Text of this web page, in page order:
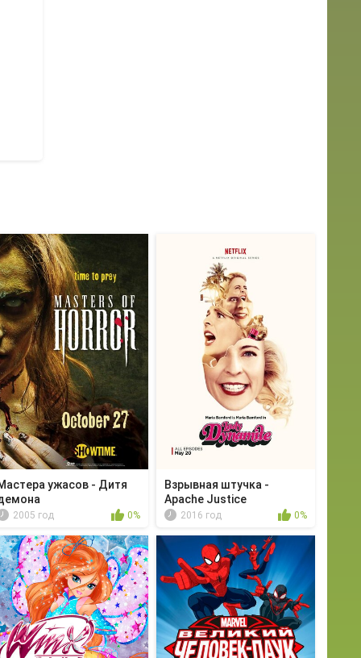
ужасов - Дитя
2005 год 0%
Взрывная штучка -
Apache Justice
2016 год 0%